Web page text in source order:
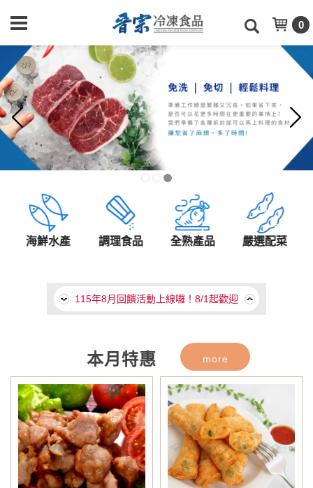
0
海鮮水產 調理食品 全熟產品 嚴選配菜
【食上年味】食上天2026年菜目錄
至本月促銷類別選購！
【食上年味】食上天2026年菜目錄
至本月促銷類別選購！
本月特惠 more